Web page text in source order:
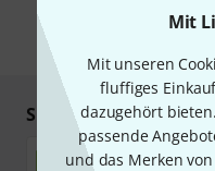
Mit
Mit unseren
fluffiges
dazugehört
passende
und das Merken
Sicher einkaufen &